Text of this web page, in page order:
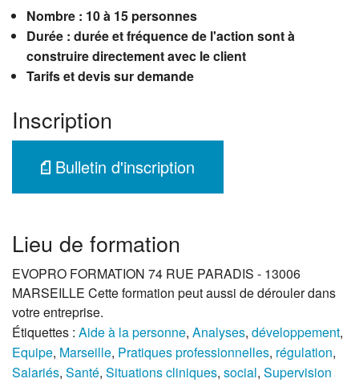
Nombre : 10 à 15 personnes
Durée : durée et fréquence de l'action sont à
construire directement avec le client
Tarifs et devis sur demande
Inscription
Bulletin d'inscription
Lieu de formation
EVOPRO FORMATION 74 RUE PARADIS - 13006
MARSEILLE Cette formation peut aussi de dérouler dans
votre entreprise.
Étiquettes : Aide à la personne, Analyses, développement,
Equipe, Marseille, Pratiques professionnelles, régulation,
Salariés, Santé, Situations cliniques, social, Supervision